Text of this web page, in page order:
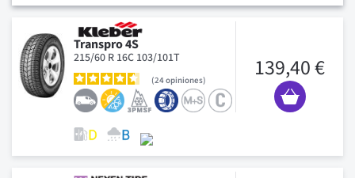
Transpro 4S
215/60 R 16C 103/101T
24opiniones 139,40 €